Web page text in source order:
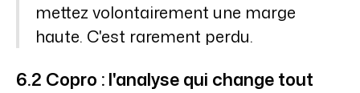
mettez volontairement une marge
haute. C'est rarement perdu.
6.2 Copro : l'analyse qui change tout